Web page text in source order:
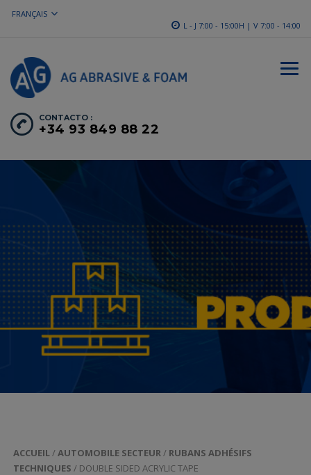
FRANÇAIS
L - J 7:00 - 15:00H | V 7:00 - 14:00
CONTACTO :
+34 93 849 88 22
ACCUEIL /AUTOMOBILE SECTEUR / RUBANS ADHÉSIFS
TECHNIQUES / DOUBLE SIDED ACRYLIC TAPE